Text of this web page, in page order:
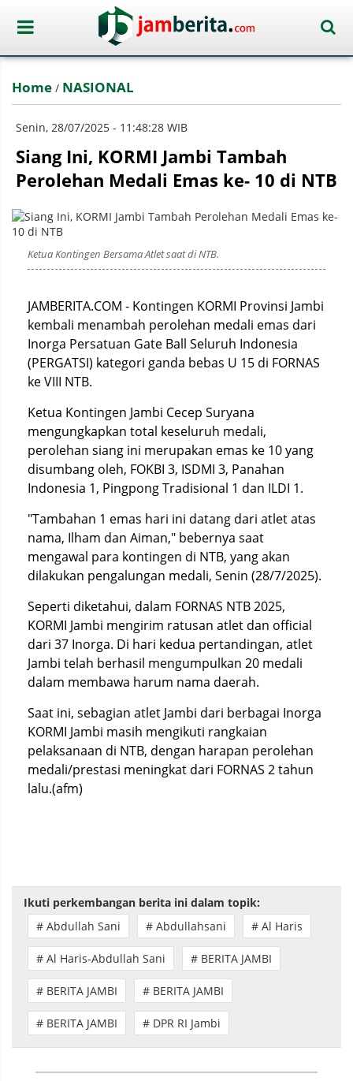
Home / NASIONAL
Senin, 28/07/2025 - 11:48:28 WIB
Siang Ini, KORMI Jambi Tambah
Perolehan Medali Emas ke- 10 di NTB
Ketua Kontingen Bersama Atlet saat di NTB.
JAMBERITA.COM - Kontingen KORMI Provinsi Jambi
kembali menambah perolehan medali emas dari
Inorga Persatuan Gate Ball Seluruh Indonesia
(PERGATSI) kategori ganda bebas U 15 di FORNAS
ke VIII NTB.
Ketua Kontingen Jambi Cecep Suryana
mengungkapkan total keseluruh medali,
perolehan siang ini merupakan emas ke 10 yang
disumbang oleh, FOKBI 3, ISDMI 3, Panahan
Indonesia 1, Pingpong Tradisional 1 dan ILDI 1.
"Tambahan 1 emas hari ini datang dari atlet atas
nama, Ilham dan Aiman," bebernya saat
mengawal para kontingen di NTB, yang akan
dilakukan pengalungan medali, Senin (28/7/2025).
Seperti diketahui, dalam FORNAS NTB 2025,
KORMI Jambi mengirim ratusan atlet dan official
dari 37 Inorga. Di hari kedua pertandingan, atlet
Jambi telah berhasil mengumpulkan 20 medali
dalam membawa harum nama daerah.
Saat ini, sebagian atlet Jambi dari berbagai Inorga
KORMI Jambi masih mengikuti rangkaian
pelaksanaan di NTB, dengan harapan perolehan
medali/prestasi meningkat dari FORNAS 2 tahun
lalu.(afm)
Ikuti perkembangan berita ini dalam topik:
# Abdullah Sani
# Abdullahsani # Al Haris
# Al Haris-Abdullah Sani # BERITA JAMBI
# BERITA JAMBI # BERITA JAMBI
# BERITA JAMBI # DPR RI Jambi